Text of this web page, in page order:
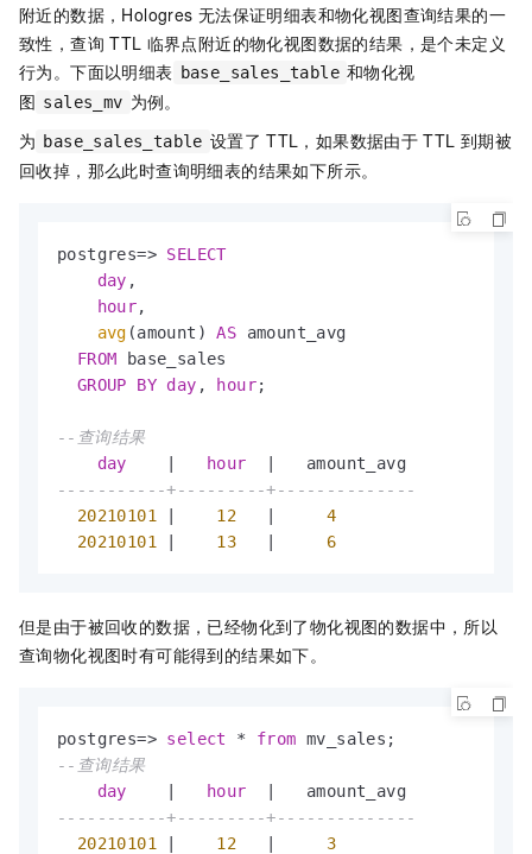
附近的数据，Hologres 无法保证明细表和物化视图查询结果的一
致性，查询 TTL 临界点附近的物化视图数据的结果，是个未定义
行为。下面以明细表
base_sales_table 和物化视
图 sales_mv 为例。
为 base_sales_table 设置了 TTL，如果数据由于 TTL 到期被
回收掉，那么此时查询明细表的结果如下所示。
postgres=> SELECT
day ,
hour,
avg (amount) AS amount_avg
FROM base_sales
GROUP
BY day , hour;
--查询结果
day
hour
-----------+---------+--------------
20210101
12
4
20210101
13 6
但是由于被回收的数据，已经物化到了物化视图的数据中，所以
查询物化视图时有可能得到的结果如下。
postgres=> select * from
--查询结果
day
hour
-----------+---------+--------------
20210101
12
3